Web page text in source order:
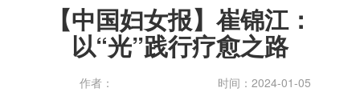
【中国妇女报】崔锦江：
以“光”践行疗愈之路
作者： 时间：2024-01-05